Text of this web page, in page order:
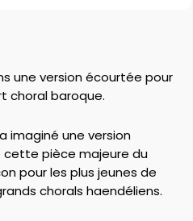
une version écourtée pour
choral baroque.
imaginé une version
cette pièce majeure du
pour les plus jeunes de
chorals haendéliens.